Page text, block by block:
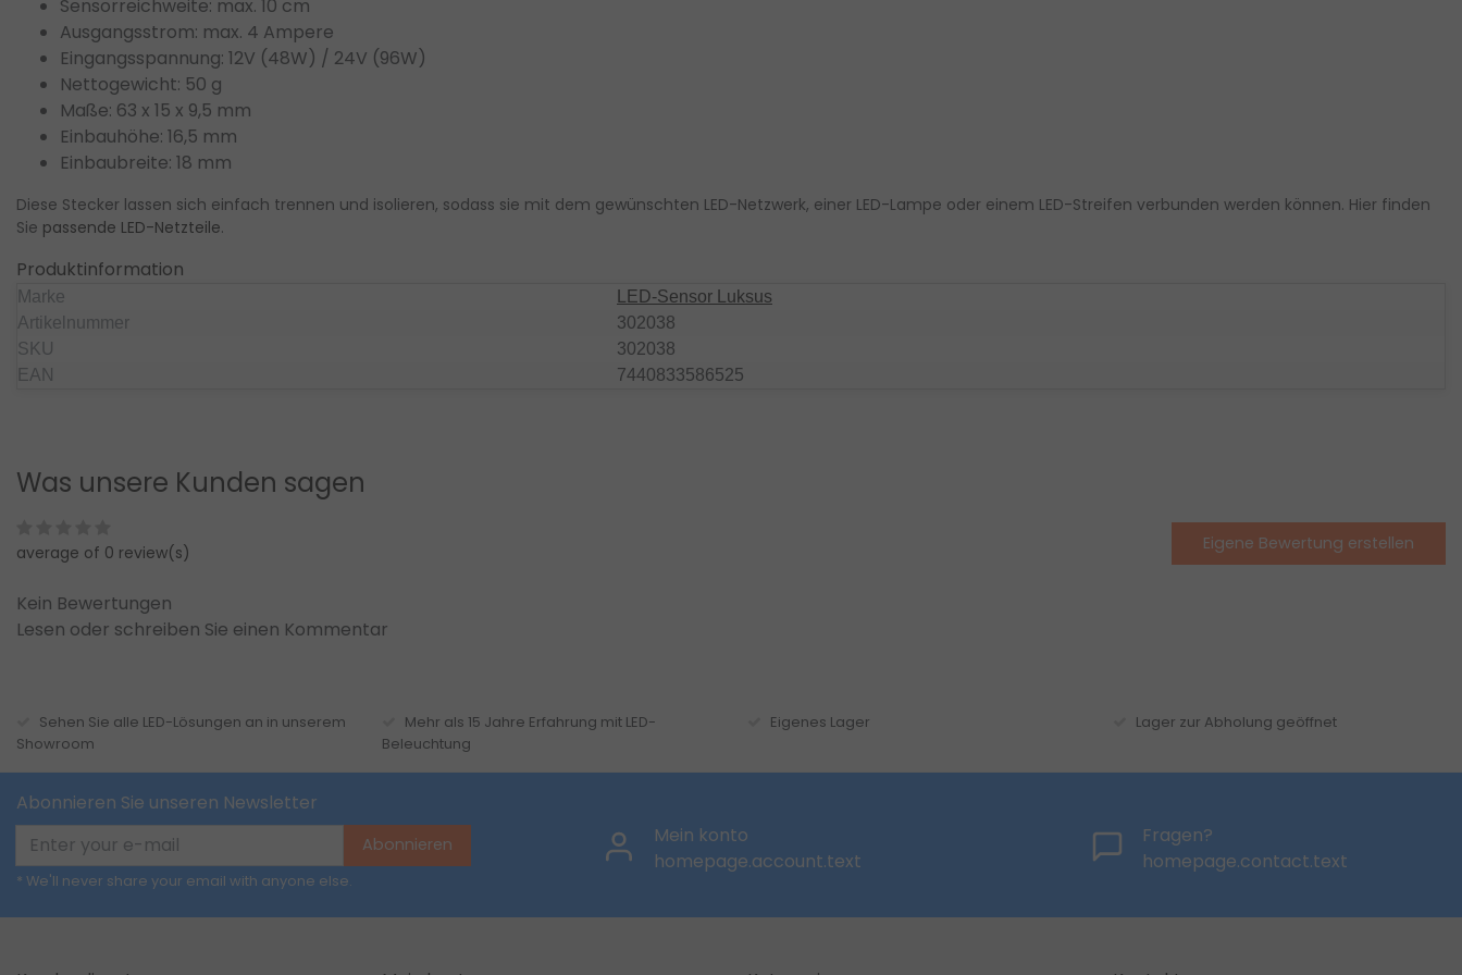
Sensorreichweite: max. 10 cm
Ausgangsstrom: max. 4 Ampere
Eingangsspannung: 12V (48W) / 24V (96W)
Nettogewicht: 50 g
Maße: 63 x 15 x 9,5 mm
Einbauhöhe: 16,5 mm
Einbaubreite: 18 mm
Diese Stecker lassen sich einfach trennen und isolieren, sodass sie mit dem gewünschten LED-Netzwerk, einer LED-Lampe oder einem LED-Streifen verbunden werden können. Hier finden
Sie passende LED-Netzteile.
Produktinformation
Marke
LED-Sensor Luksus
Artikelnummer
302038
SKU
302038
EAN
7440833586525
Was unsere Kunden sagen
average of 0 review(s) Eigene Bewertung erstellen
Kein Bewertungen
Lesen oder schreiben Sie einen Kommentar
Sehen Sie alle LED-Lösungen an in unserem
Showroom
Mehr als 15 Jahre Erfahrung mit LED-
Beleuchtung
Eigenes Lager Lager zur Abholung geöffnet
Abonnieren Sie unseren Newsletter
Abonnieren
* We'll never share your email with anyone else.
Mein konto
homepage.account.text
Fragen?
homepage.contact.text